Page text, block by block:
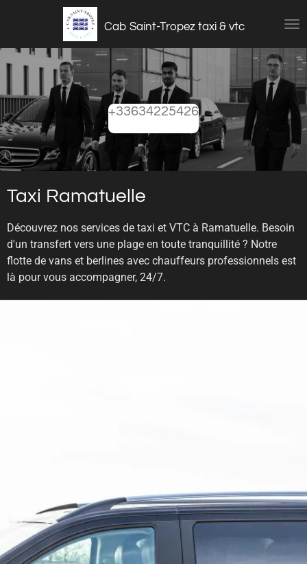
contenu
principal
Cab Saint-Tropez taxi & vtc
+33634225426
Taxi Ramatuelle
Découvrez nos services de taxi et VTC à Ramatuelle. Besoin
d'un transfert vers une plage en toute tranquillité ? Notre
flotte de vans et berlines avec chauffeurs professionnels est
là pour vous accompagner, 24/7.